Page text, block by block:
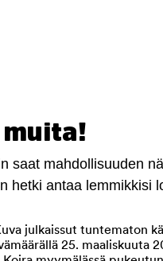
saat mahdollisuuden
hetki antaa lemmikkisi